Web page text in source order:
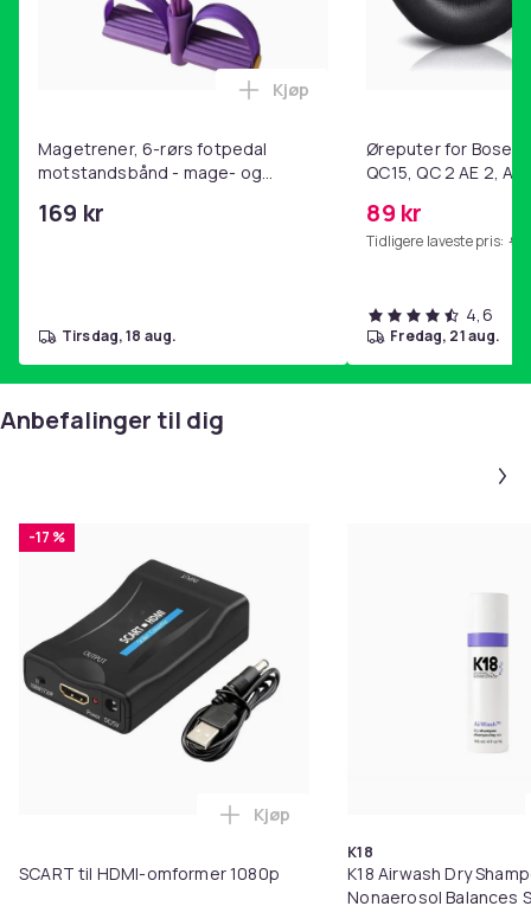
Magetrener, 6-rørs fotpedal
motstandsbånd - mage- og
hjemmegymnastikk Purple
169 kr
Legg Magetrener, 6-rørs
Kjøp
tirsdag, 18 aug.
Øreputer for Bose
QC15, QC 2 AE 2, AE
89 kr
Tidligere laveste pris: 99
4,6
fredag, 21 aug.
Anbefalinger til dig
-17 %
SCART til HDMI-omformer 1080p
Legg SCART til HDMI-omformer
Kjøp
K18
K18 Airwash Dry
Nonaerosol Balances